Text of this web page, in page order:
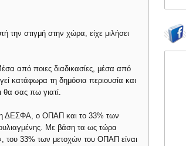
την στιγμή στην χώρα, είχε μιλήσει
από ποιες διαδικασίες, μέσα από
κατάφωρα τη δημόσια περιουσία και
θα σας πω γιατί.
η ΔΕΣΦΑ, ο ΟΠΑΠ και το 33% των
Με βάση τα ως τώρα
του 33% των μετοχών του ΟΠΑΠ είναι